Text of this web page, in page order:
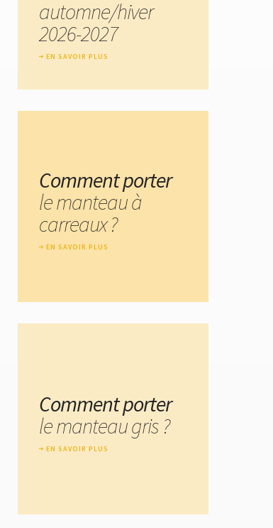
automne/hiver
2026-2027
EN SAVOIR PLUS
Comment porter
le manteau à
carreaux ?
EN SAVOIR PLUS
Comment porter
le manteau gris ?
EN SAVOIR PLUS